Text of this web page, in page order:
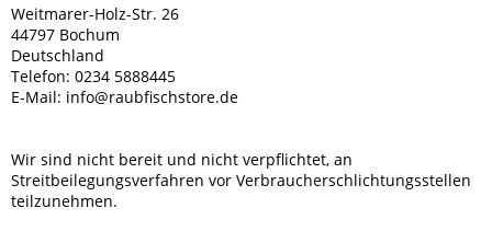
Weitmarer-Holz-Str. 26
44797 Bochum
Deutschland
Telefon: 0234 5888445
E-Mail: info@raubfischstore.de
Wir sind nicht bereit und nicht verpflichtet, an
Streitbeilegungsverfahren vor Verbraucherschlichtungsstellen
teilzunehmen.